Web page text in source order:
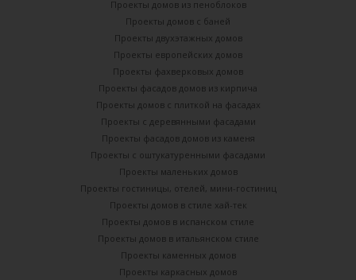
Проекты домов из пеноблоков
Проекты домов с баней
Проекты двухэтажных домов
Проекты европейских домов
Проекты фахверковых домов
Проекты фасадов домов из кирпича
Проекты домов с плиткой на фасадах
Проекты с деревянными фасадами
Проекты фасадов домов из каменя
Проекты с оштукатуренными фасадами
Проекты маленьких домов
Проекты гостиницы, отелей, мини-гостиниц
Проекты домов в стиле хай-тек
Проекты домов в испанском стиле
Проекты домов в итальянском стиле
Проекты каменных домов
Проекты каркасных домов